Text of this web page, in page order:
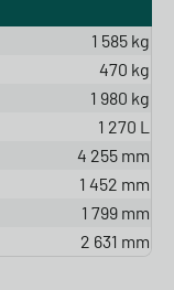
1 585 kg
470 kg
1 980 kg
1 270 L
4 255 mm
1 452 mm
1 799 mm
2 631 mm